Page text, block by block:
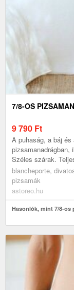
7/8-OS
9 790 Ft
A puhaság, a báj és
pizsamanadrágban,
Széles szárak.
blancheporte,
pizsamák
astoreo.hu
Hasonlók, mint 7/8-os